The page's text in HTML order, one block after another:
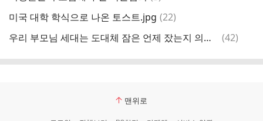
미국 대학 학식으로 나온 토스트.jpg 댓
(22)
우리 부모님 세대는 도대체 잠은 언제 잤는지 의문.jpg
댓
(42)
맨위로